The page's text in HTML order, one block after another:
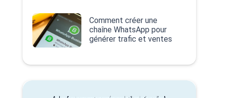
Comment créer une
chaîne WhatsApp pour
générer trafic et ventes